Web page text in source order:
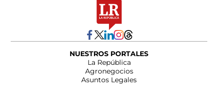
NUESTROS PORTALES
La República
Agronegocios
Asuntos Legales